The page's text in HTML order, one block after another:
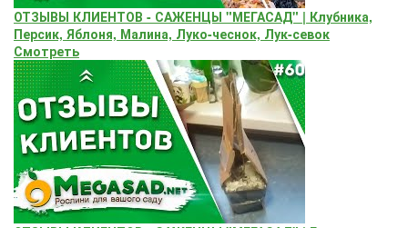
ОТЗЫВЫ КЛИЕНТОВ - САЖЕНЦЫ "МЕГАСАД" | Клубника,
Персик, Яблоня, Малина, Луко-чеснок, Лук-севок
Смотреть